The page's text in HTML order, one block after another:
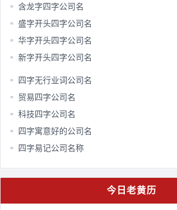
■ 含龙字四字公司名
■ 盛字开头四字公司名
■ 华字开头四字公司名
■ 新字开头四字公司名
■ 四字无行业词公司名
■ 贸易四字公司名
■ 科技四字公司名
■ 四字寓意好的公司名
■ 四字易记公司名称
今日老黄历